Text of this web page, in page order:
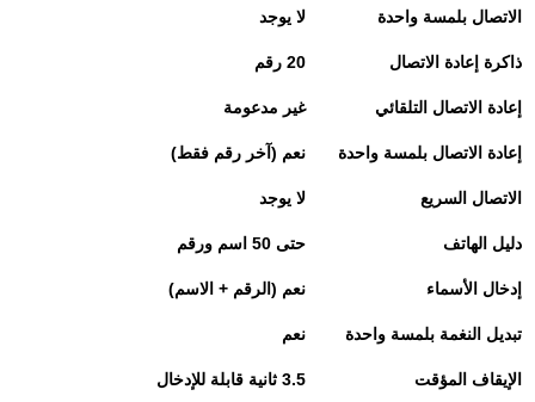
الاتصال بلمسة واحدة لا يوجد
ذاكرة إعادة الاتصال 20 رقم
إعادة الاتصال التلقائي غير مدعومة
إعادة الاتصال بلمسة واحدة نعم (آخر رقم فقط)
الاتصال السريع لا يوجد
دليل الهاتف حتى 50 اسم ورقم
إدخال الأسماء نعم (الرقم + الاسم)
تبديل النغمة بلمسة واحدة نعم
الإيقاف المؤقت 3.5 ثانية قابلة للإدخال